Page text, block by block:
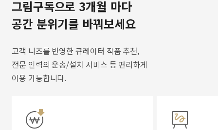
그림구독으로 3개월 마다
공간 분위기를 바꿔보세요
고객 니즈를 반영한 큐레이터 작품 추천,
전문 인력의 운송/설치 서비스 등 편리하게
이용 가능합니다.